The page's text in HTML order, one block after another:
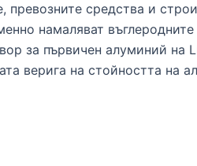
средства и
намаляват
за първичен алуминий на
верига на стойността на